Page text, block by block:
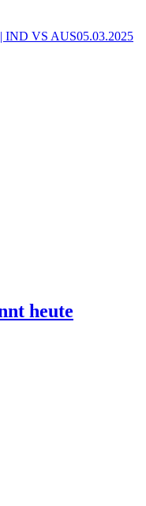
IND VS AUS05.03.2025
heute